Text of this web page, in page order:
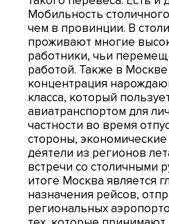
Мобильность
чем в провинции. В
проживают многие
работники, чьи
работой. Также в
концентрация
класса, который
авиатранспортом для
частности во время
стороны,
деятели из регионов
встречи со столичными
итоге Москва является
назначения рейсов,
региональных